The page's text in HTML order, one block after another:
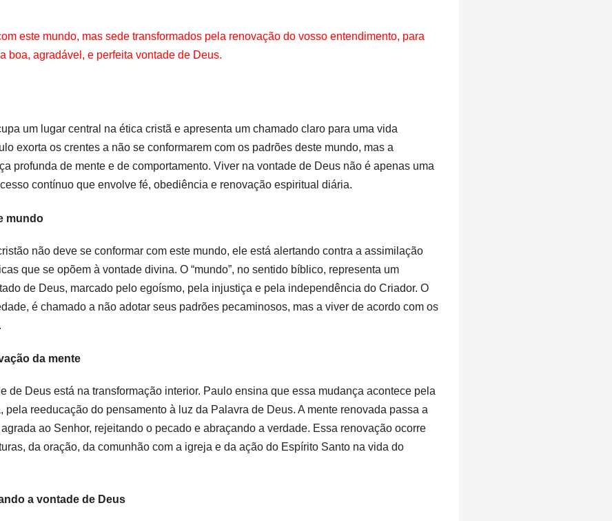
este mundo, mas sede transformados pela renovação do vosso entendimento, para
boa, agradável, e perfeita vontade de Deus.
um lugar central na ética cristã e apresenta um chamado claro para uma vida
exorta os crentes a não se conformarem com os padrões deste mundo, mas a
profunda de mente e de comportamento. Viver na vontade de Deus não é apenas uma
contínuo que envolve fé, obediência e renovação espiritual diária.
mundo
não deve se conformar com este mundo, ele está alertando contra a assimilação
que se opõem à vontade divina. O “mundo”, no sentido bíblico, representa um
de Deus, marcado pelo egoísmo, pela injustiça e pela independência do Criador. O
é chamado a não adotar seus padrões pecaminosos, mas a viver de acordo com os
da mente
de Deus está na transformação interior. Paulo ensina que essa mudança acontece pela
pela reeducação do pensamento à luz da Palavra de Deus. A mente renovada passa a
ao Senhor, rejeitando o pecado e abraçando a verdade. Essa renovação ocorre
da oração, da comunhão com a igreja e da ação do Espírito Santo na vida do
a vontade de Deus